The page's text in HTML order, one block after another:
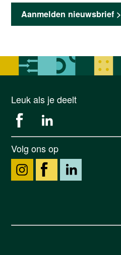
Aanmelden nieuwsbrief >
Leuk als je deelt
Volg ons op